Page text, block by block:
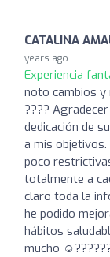
CATALINA
years ago
Experiencia
noto cambios y
????
dedicación de
a mis
poco
totalmente a
claro toda la
he podido
hábitos
mucho